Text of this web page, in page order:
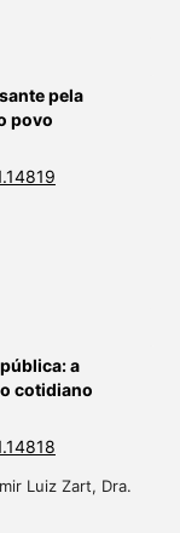
pela
povo
a
cotidiano
Luiz Zart, Dra.